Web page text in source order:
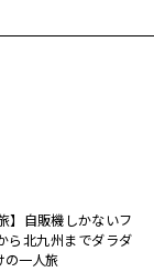
】自販機しかないフ
ら北九州までダラダ
の一人旅